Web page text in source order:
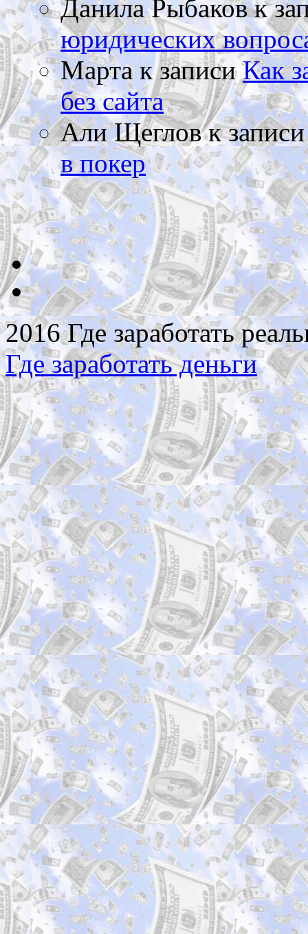
Данила Рыбаковк
юридических
Мартак записиКак
без сайта
Али Щегловк
в покер
2016 Где заработать
Где заработать деньги